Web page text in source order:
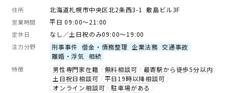
住所 北海道札幌市中央区北2条西3-1 敷島ビル3F
営業時間 平日 09:00～21:00
定休日 なし／土日祝のみ09:00～19:00
注力分野 刑事事件 借金・債務整理 企業法務 交通事故
離婚・浮気 相続
特徴 男性専門家在籍 無料相談可
最寄駅から徒歩5分以内
土日祝日相談可
平日19時以降相談可
オンライン相談可
駐車場がある